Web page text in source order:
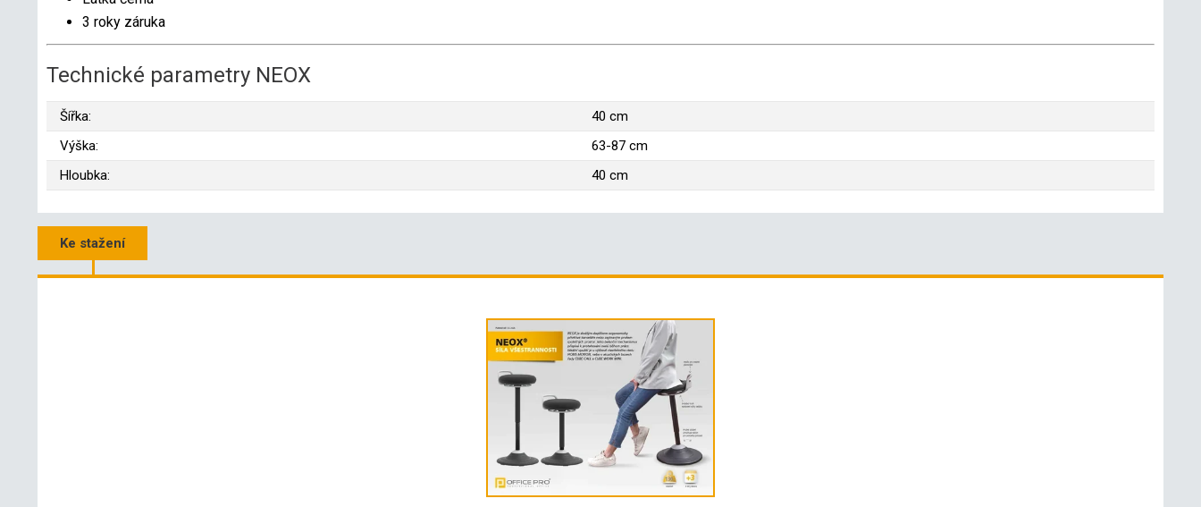
3 roky záruka
Technické parametry NEOX
Šířka:
40 cm
Výška:
63-87 cm
Hloubka:
40 cm
Ke stažení